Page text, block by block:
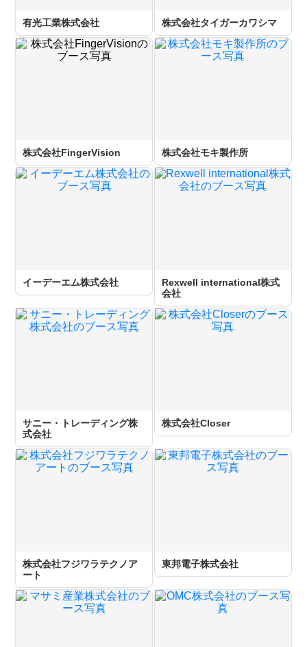
有光工業株式会社 株式会社タイガーカワシマ
株式会社FingerVision 株式会社モキ製作所
イーデーエム株式会社
Rexwell international株式
会社
サニー・トレーディング株
式会社
株式会社Closer
株式会社フジワラテクノア
ート
東邦電子株式会社